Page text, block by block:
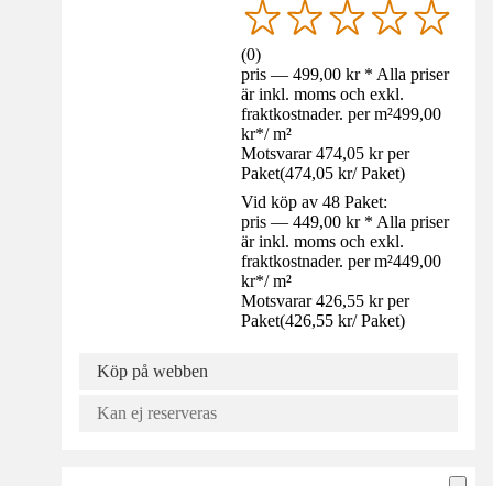
(0)
pris — 499,00 kr * Alla priser
är inkl. moms och exkl.
fraktkostnader. per m²499,00
kr*/ m²
Motsvarar 474,05 kr per
Paket(474,05 kr/ Paket)
Vid köp av 48 Paket:
pris — 449,00 kr * Alla priser
är inkl. moms och exkl.
fraktkostnader. per m²449,00
kr*/ m²
Motsvarar 426,55 kr per
Paket(426,55 kr/ Paket)
Köp på webben
Kan ej reserveras